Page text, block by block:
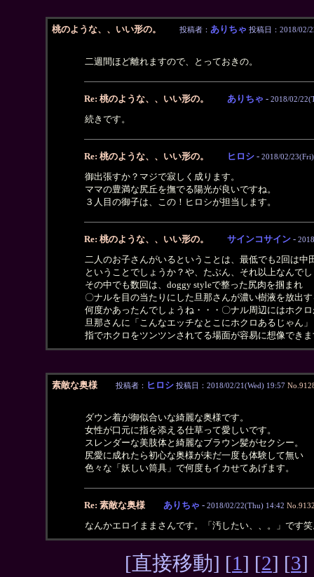
桃のような、、いい形の。 投稿者： ありちゃ 投稿日：2018/02/
二週間ほど離れますので、とっておきの。
Re: 桃のような、、いい形の。 ありちゃ - 2018/02/
続きです。
Re: 桃のような、、いい形の。 ヒロシ - 2018/02/
御出張すか？マジで寂しく成ります。
ママの豊満な尻丘を撫でる陽光が良いですね。
３人目の御子は、この！ヒロシが担当します。
Re: 桃のような、、いい形の。 サインコサイン -
二人のお子さんがいるということは、最低でも2回は中
ということでしょうか？や、たぶん、それ以上なんで
その中でも数回は、doggy styleで整った尻肉を掴まれ
〇ナルを目の当たりにした旦那さんが濃い樹液を放出
何度かあったんでしょうね・・・〇ナル周辺にはホク
旦那さんに「こんなエッチなとこにホクロあるじゃん
指でホクロをツンツンされてる場面が容易に想像でき
素敵な奥様 投稿者： ヒロシ 投稿日：2018/02/21(Wed) 19:57
ダウン着が御似合いな綺麗な奥様です。
女性が口元に指を添える仕草って愛しいです。
スレンダーな美肢体と綺麗なブラウン髪がセクシー。
尻愛に成れたら初心な奥様が未だ一度も体験して無い
色々な「妖しい筒具」で何度もイカせてあげます。
Re: 素敵な奥様 ありちゃ - 2018/02/22(Thu) 14:42
なんかエロイままさんです。「汚したい、、。」です
[直接移動] [1 ] [2] [3]